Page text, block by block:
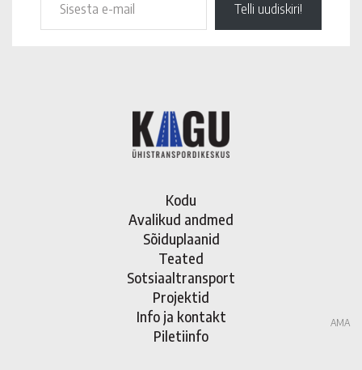
Telli uudiskiri!
Kodu
Avalikud andmed
Sõiduplaanid
Teated
Sotsiaaltransport
Projektid
Info ja kontakt
Piletiinfo
AMA